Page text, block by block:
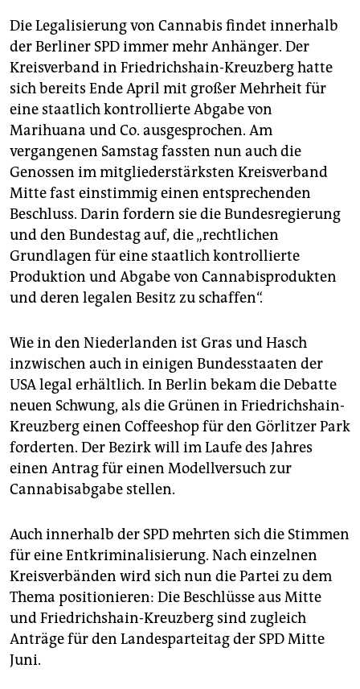
Die Legalisierung von Cannabis findet innerhalb
der Berliner SPD immer mehr Anhänger. Der
Kreisverband in Friedrichshain-Kreuzberg hatte
sich bereits Ende April mit großer Mehrheit für
eine staatlich kontrollierte Abgabe von
Marihuana und Co. ausgesprochen. Am
vergangenen Samstag fassten nun auch die
Genossen im mitgliederstärksten Kreisverband
Mitte fast einstimmig einen entsprechenden
Beschluss. Darin fordern sie die Bundesregierung
und den Bundestag auf, die „rechtlichen
Grundlagen für eine staatlich kontrollierte
Produktion und Abgabe von Cannabisprodukten
und deren legalen Besitz zu schaffen“.
Wie in den Niederlanden ist Gras und Hasch
inzwischen auch in einigen Bundesstaaten der
USA legal erhältlich. In Berlin bekam die Debatte
neuen Schwung, als die Grünen in Friedrichshain-
Kreuzberg einen Coffeeshop für den Görlitzer Park
forderten. Der Bezirk will im Laufe des Jahres
einen Antrag für einen Modellversuch zur
Cannabisabgabe stellen.
Auch innerhalb der SPD mehrten sich die Stimmen
für eine Entkriminalisierung. Nach einzelnen
Kreisverbänden wird sich nun die Partei zu dem
Thema positionieren: Die Beschlüsse aus Mitte
und Friedrichshain-Kreuzberg sind zugleich
Anträge für den Landesparteitag der SPD Mitte
Juni.